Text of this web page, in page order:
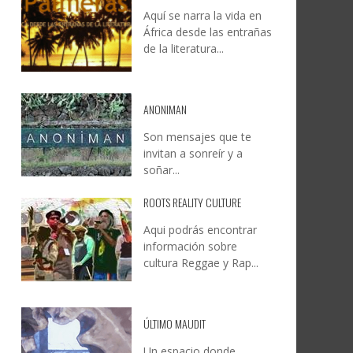
Y
DOCANARIAS CONVOCA A
INSTITUCIONES A REFLEXIONAR
SOBRE LA INTERNACIONALIZACIÓN
CREATIVA CANARIA, 6 AGOSTO, 2026
JESÚS RODRÍGUEZ FALCÓN:
NATURALEZA, CAMINO Y
FOTOGRAFÍA
Aquí se narra la vida en
África desde las entrañas
de la literatura...
ANONIMAN
Son mensajes que te
invitan a sonreír y a
soñar...
ROOTS REALITY CULTURE
Aqui podrás encontrar
información sobre
cultura Reggae y Rap...
ÚLTIMO MAUDIT